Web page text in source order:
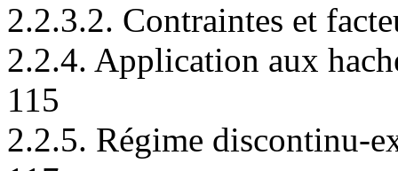
2.2.3.2. Contraintes et
2.2.4. Application aux
115
2.2.5. Régime discontinu-